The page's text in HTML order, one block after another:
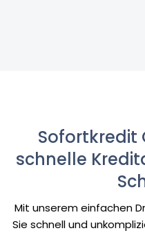
Sofortkredit
schnelle
Mit unserem einfachen
Sie schnell und